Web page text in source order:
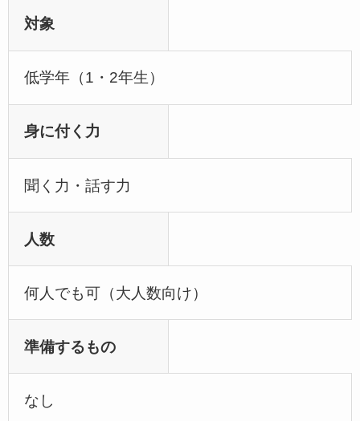
対象
低学年（1・2年生）
身に付く力
聞く力・話す力
人数
何人でも可（大人数向け）
準備するもの
なし